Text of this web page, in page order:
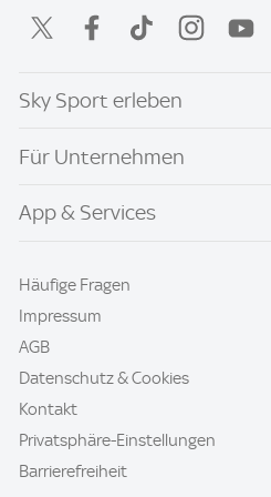
Sky Sport erleben
Für Unternehmen
App & Services
Häufige Fragen
Impressum
AGB
Datenschutz & Cookies
Kontakt
Privatsphäre-Einstellungen
Barrierefreiheit